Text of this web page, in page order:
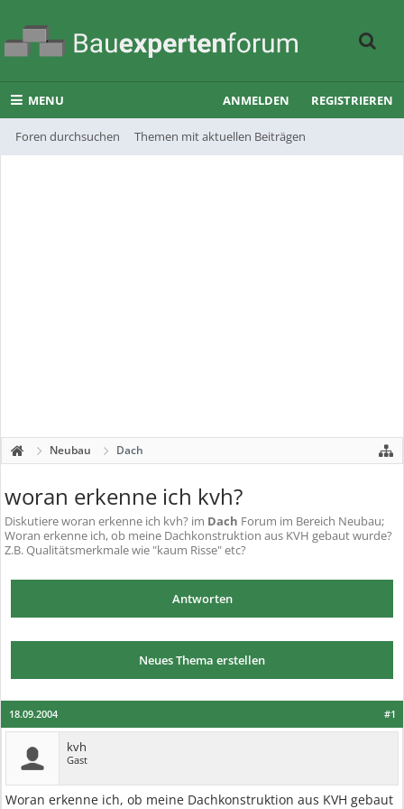
MENU
Foren durchsuchen Themen mit aktuellen Beiträgen
ANMELDEN REGISTRIEREN
Neubau Dach
woran erkenne ich kvh?
Diskutiereworan erkenne ich kvh? im Dach Forum im Bereich Neubau;
Woran erkenne ich, ob meine Dachkonstruktion aus KVH gebaut wurde?
Z.B. Qualitätsmerkmale wie "kaum Risse" etc?
Antworten
Neues Thema erstellen
#1
18.09.2004
kvh
Gast
Woran erkenne ich, ob meine Dachkonstruktion aus KVH gebaut